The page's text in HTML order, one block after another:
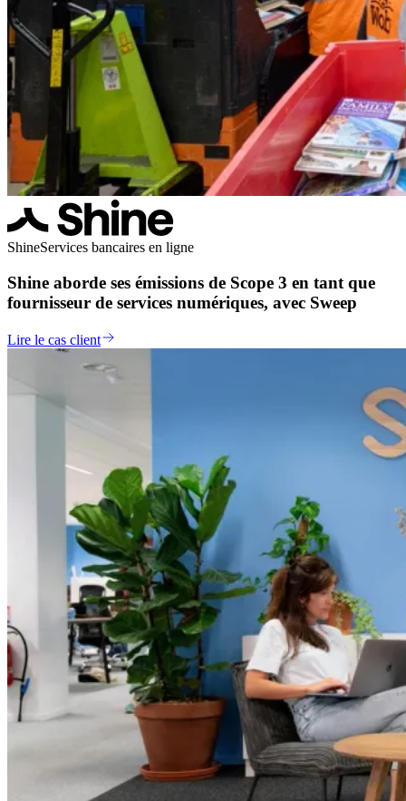
ShineServices bancaires en ligne
Shine aborde ses émissions de Scope 3 en tant que
fournisseur de services numériques, avec Sweep
Lire le cas client